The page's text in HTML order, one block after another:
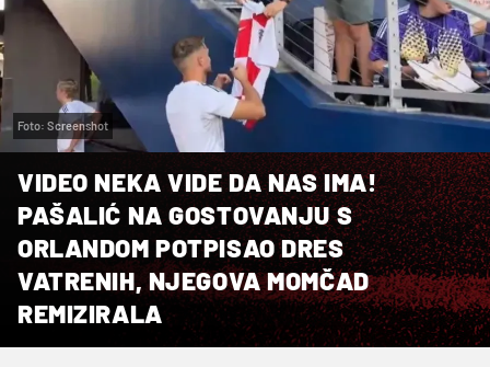
Foto: Screenshot
VIDEO NEKA VIDE DA NAS IMA!
PAŠALIĆ NA GOSTOVANJU S
ORLANDOM POTPISAO DRES
VATRENIH, NJEGOVA MOMČAD
REMIZIRALA